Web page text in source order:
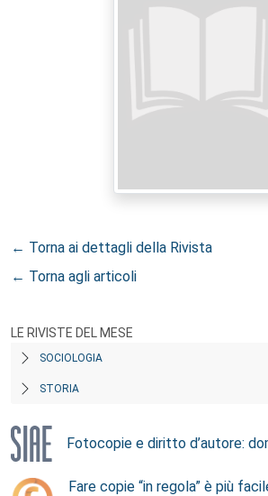
← Torna ai dettagli della Rivista
← Torna agli articoli
LE RIVISTE DEL MESE
SOCIOLOGIA
STORIA
Fotocopie e diritto d’autore:
Fare copie “in regola” è più